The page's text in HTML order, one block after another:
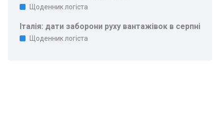
Щоденник логіста
Італія: дати заборони руху вантажівок в серпні
Щоденник логіста